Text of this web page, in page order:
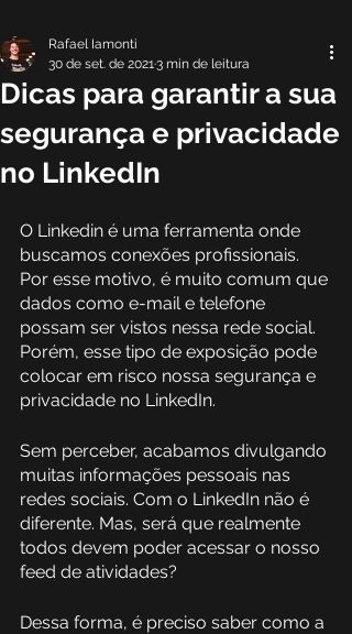
Dicas para garantir a sua
segurança e privacidade
no LinkedIn
Rafael Iamonti
30 de set. de 20213 min de leitura
O Linkedin é uma ferramenta onde
buscamos conexões profissionais.
Por esse motivo, é muito comum que
dados como e-mail e telefone
possam ser vistos nessa rede social.
Porém, esse tipo de exposição pode
colocar em risco nossa segurança e
privacidade no LinkedIn.
Sem perceber, acabamos divulgando
muitas informações pessoais nas
redes sociais. Com o LinkedIn não é
diferente. Mas, será que realmente
todos devem poder acessar o nosso
feed de atividades?
Dessa forma, é preciso saber como a